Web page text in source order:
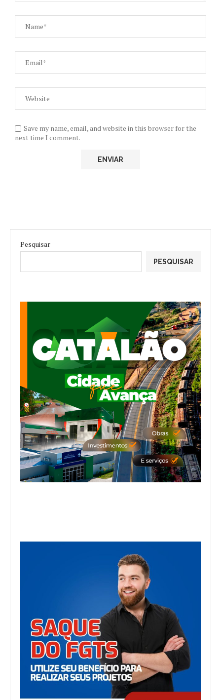
Save my name, email, and website in this browser for the
next time I comment.
Pesquisar
PESQUISAR